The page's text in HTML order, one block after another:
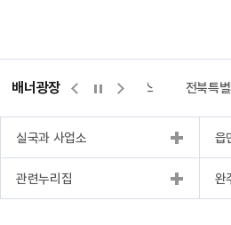
배너광장
량바로처리센터 위택스 전북특
실국과 사업소 읍
관련누리집 완